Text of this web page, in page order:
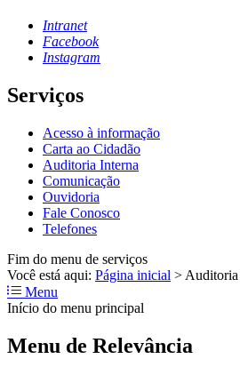
Intranet
Facebook
Instagram
Serviços
Acesso à informação
Carta ao Cidadão
Auditoria Interna
Comunicação
Ouvidoria
Fale Conosco
Telefones
Fim do menu de serviços
Você está aqui: Página inicial > Auditoria
Menu
Início do menu principal
Menu de Relevância